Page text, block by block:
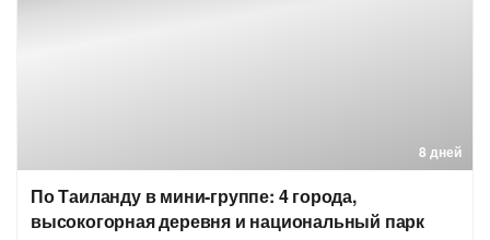
8 дней
По Таиланду в мини-группе: 4 города,
высокогорная деревня и национальный парк